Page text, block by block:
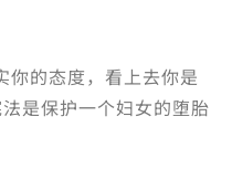
的态度，看上去你是
是保护一个妇女的堕胎